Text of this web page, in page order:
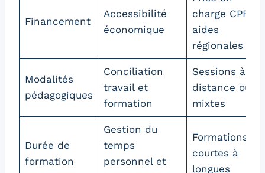
Financement
Accessibilité
économique
charge CPF,
aides
régionales
Modalités
pédagogiques
Conciliation
travail et
formation
Sessions à
distance ou
mixtes
Durée de
formation
Gestion du
temps
personnel et
Formations
courtes à
longues